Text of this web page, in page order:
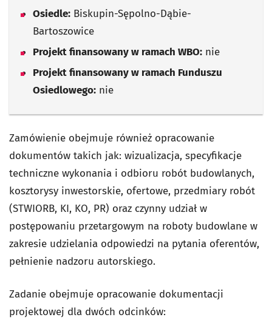
Osiedle: Biskupin-Sępolno-Dąbie-
Bartoszowice
Projekt finansowany w ramach WBO: nie
Projekt finansowany w ramach Funduszu
Osiedlowego: nie
Zamówienie obejmuje również opracowanie
dokumentów takich jak: wizualizacja, specyfikacje
techniczne wykonania i odbioru robót budowlanych,
kosztorysy inwestorskie, ofertowe, przedmiary robót
(STWIORB, KI, KO, PR) oraz czynny udział w
postępowaniu przetargowym na roboty budowlane w
zakresie udzielania odpowiedzi na pytania oferentów,
pełnienie nadzoru autorskiego.
Zadanie obejmuje opracowanie dokumentacji
projektowej dla dwóch odcinków: